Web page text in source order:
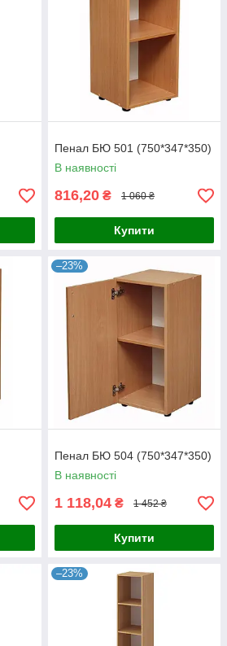
Пенал БЮ 501 (750*347*350)
В наявності
816,20 ₴ 1 060 ₴
Купити
–23%
Пенал БЮ 504 (750*347*350)
В наявності
1 118,04 ₴ 1 452 ₴
Купити
–23%